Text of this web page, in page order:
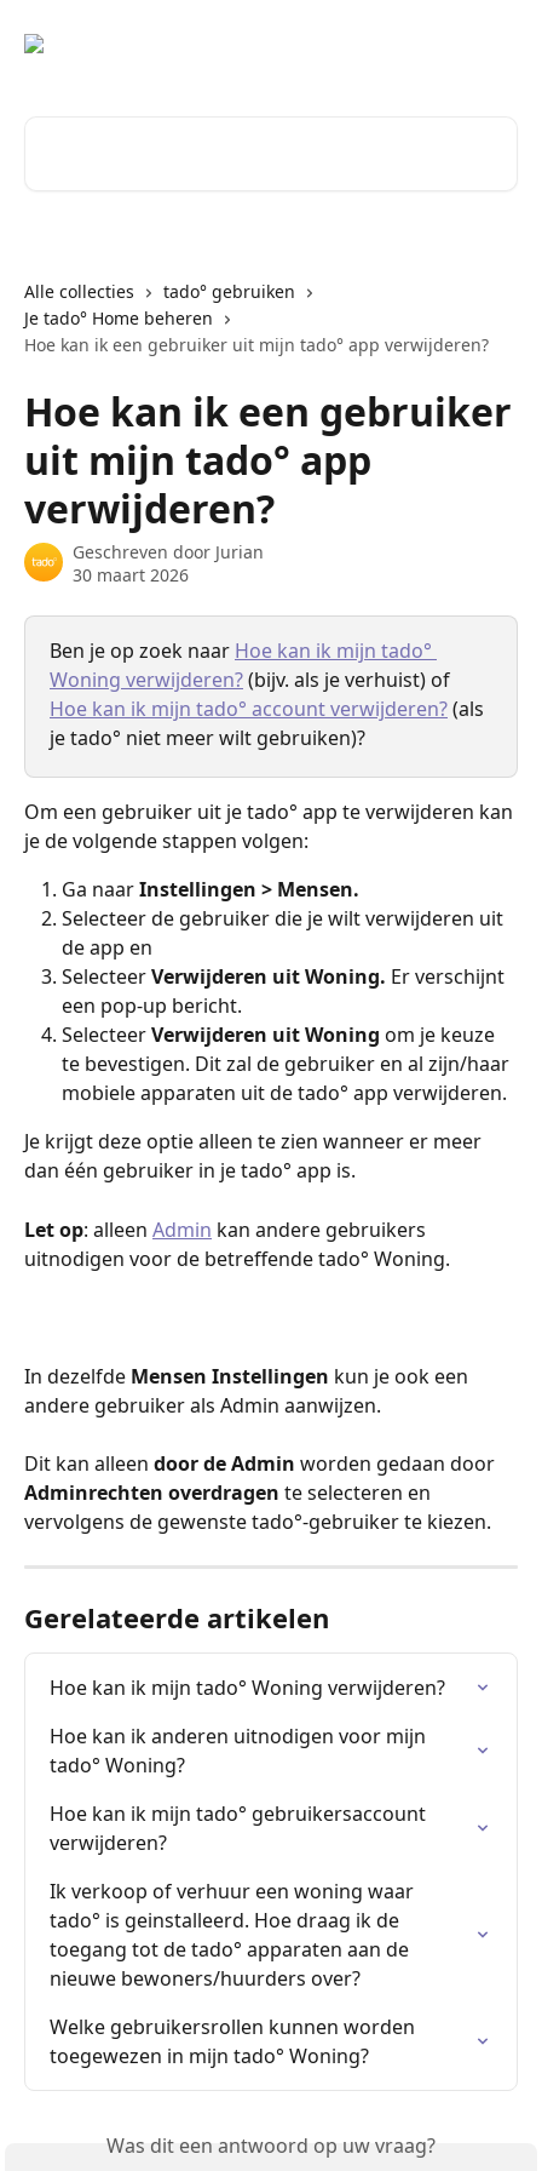
Alle collecties
tado° gebruiken
Je tado° Home beheren
Hoe kan ik een gebruiker uit mijn tado° app verwijderen?
Hoe kan ik een gebruiker
uit mijn tado° app
verwijderen?
Geschreven door Jurian
30 maart 2026
Ben je op zoek naar Hoe kan ik mijn tado°
Woning verwijderen? (bijv. als je verhuist) of
Hoe kan ik mijn tado° account verwijderen? (als
je tado° niet meer wilt gebruiken)?
Om een gebruiker uit je tado° app te verwijderen kan
je de volgende stappen volgen:
Ga naar Instellingen > Mensen.
Selecteer de gebruiker die je wilt verwijderen uit
de app en
Selecteer Verwijderen uit Woning. Er verschijnt
een pop-up bericht.
Selecteer Verwijderen uit Woning om je keuze
te bevestigen. Dit zal de gebruiker en al zijn/haar
mobiele apparaten uit de tado° app verwijderen.
Je krijgt deze optie alleen te zien wanneer er meer
dan één gebruiker in je tado° app is.
Let op: alleen Admin kan andere gebruikers
uitnodigen voor de betreffende tado° Woning.
In dezelfde Mensen Instellingen kun je ook een
andere gebruiker als Admin aanwijzen.
Dit kan alleen door de Admin worden gedaan door
Adminrechten overdragen te selecteren en
vervolgens de gewenste tado°-gebruiker te kiezen.
Gerelateerde artikelen
Hoe kan ik mijn tado° Woning verwijderen?
Hoe kan ik anderen uitnodigen voor mijn
tado° Woning?
Hoe kan ik mijn tado° gebruikersaccount
verwijderen?
Ik verkoop of verhuur een woning waar
tado° is geinstalleerd. Hoe draag ik de
toegang tot de tado° apparaten aan de
nieuwe bewoners/huurders over?
Welke gebruikersrollen kunnen worden
toegewezen in mijn tado° Woning?
Was dit een antwoord op uw vraag?